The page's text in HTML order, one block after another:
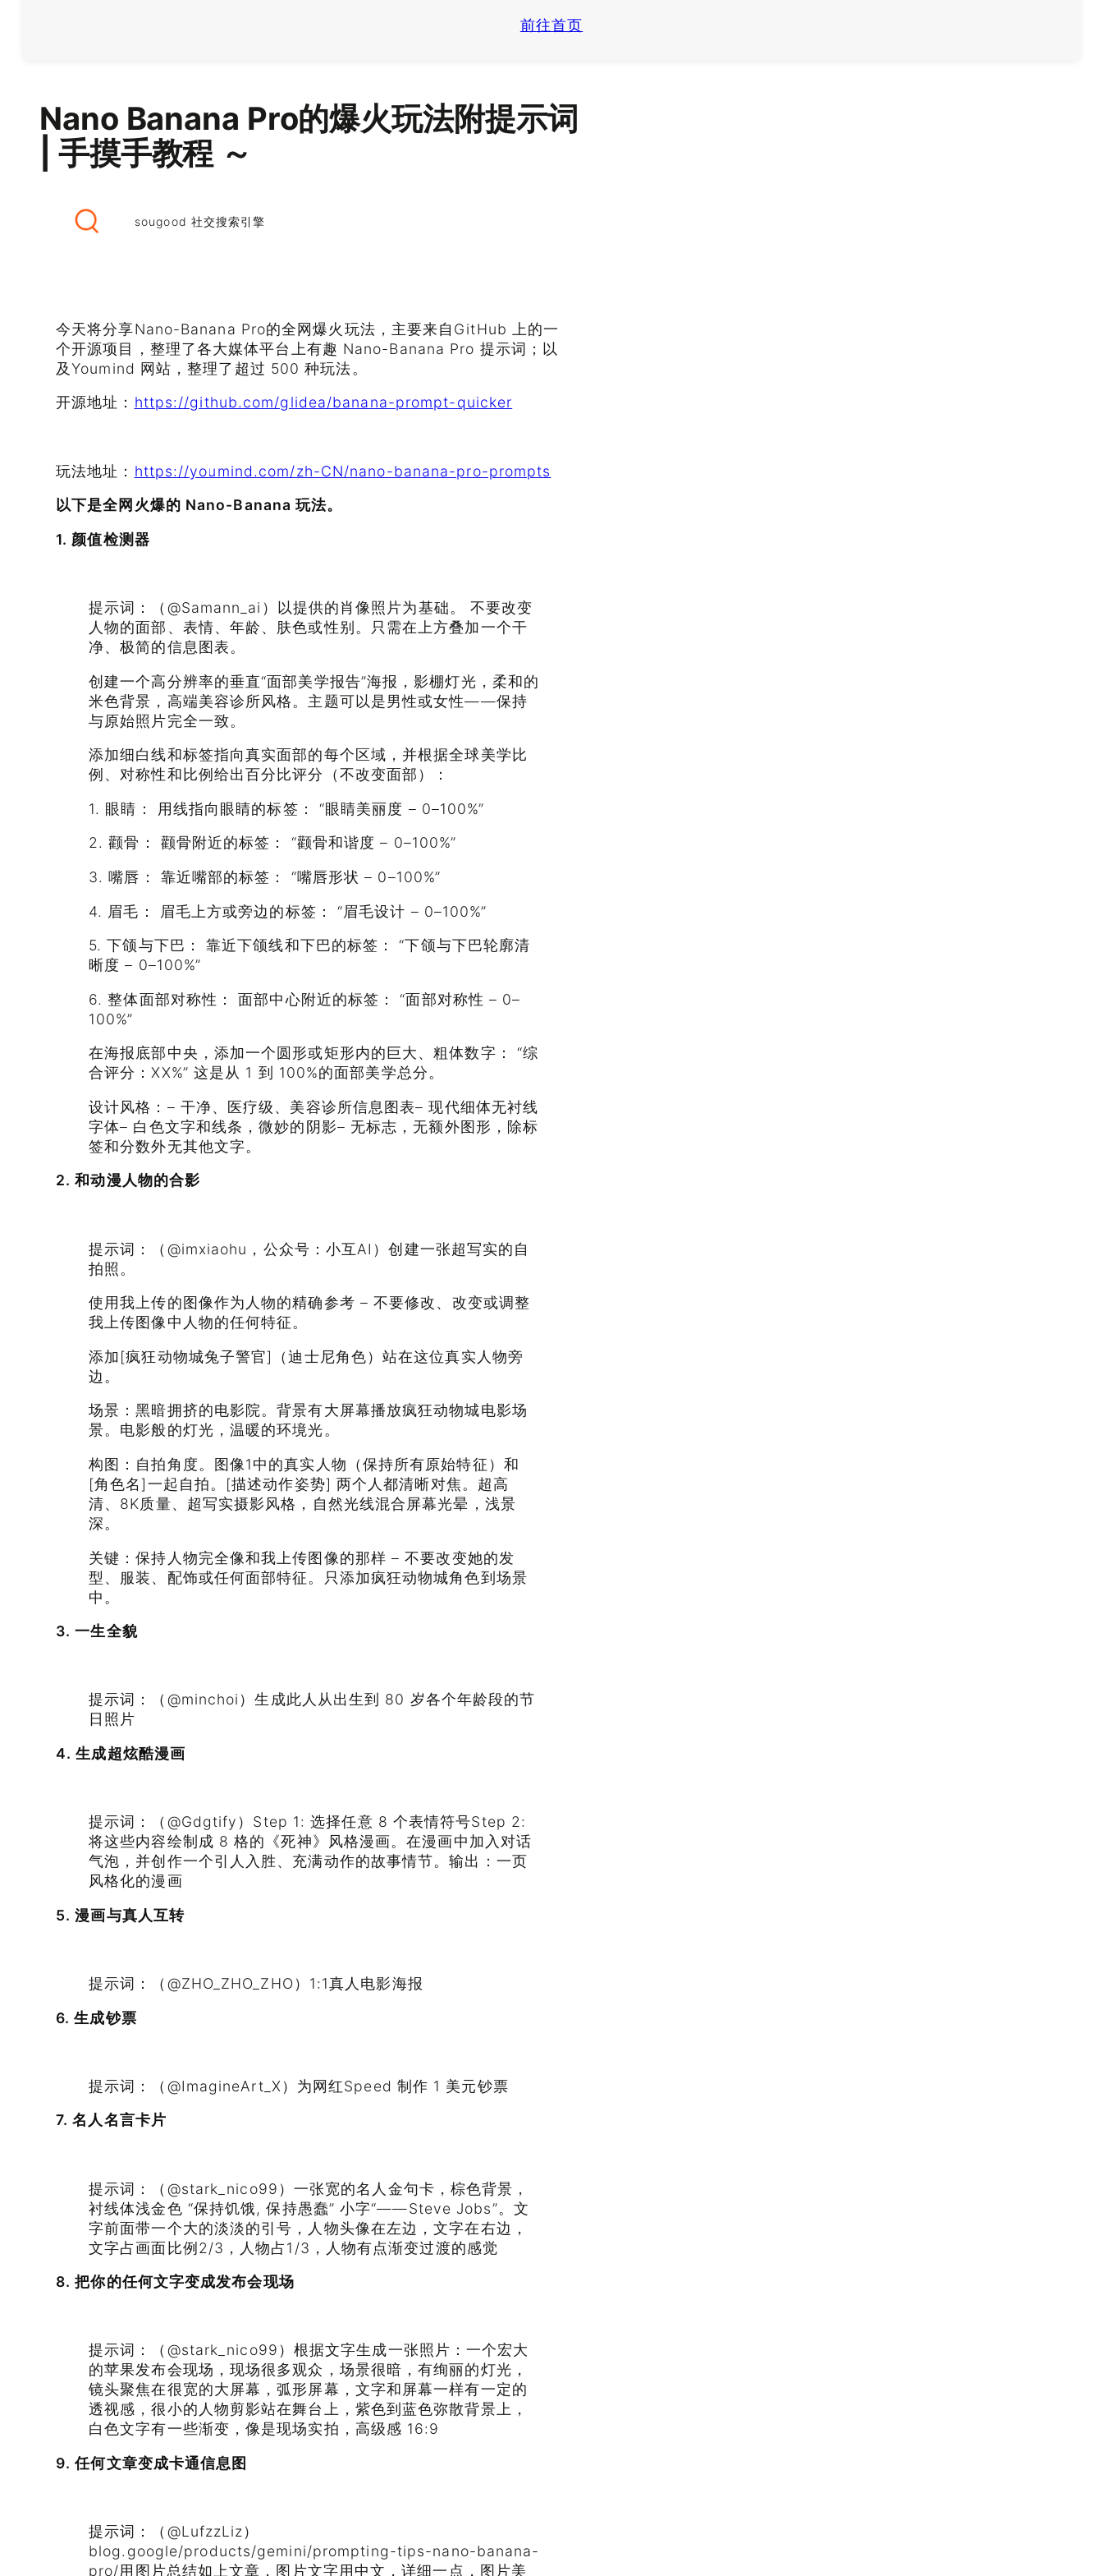
前往首页
Nano Banana Pro的爆火玩法附提示词
| 手摸手教程 ～
sougood 社交搜索引擎
今天将分享Nano-Banana Pro的全网爆火玩法，主要来自GitHub 上的一
个开源项目，整理了各大媒体平台上有趣 Nano-Banana Pro 提示词；以
及Youmind 网站，整理了超过 500 种玩法。
开源地址： https://github.com/glidea/banana-prompt-quicker
玩法地址： https://youmind.com/zh-CN/nano-banana-pro-prompts
以下是全网火爆的 Nano-Banana 玩法。
1. 颜值检测器
提示词：（@Samann_ai）以提供的肖像照片为基础。 不要改变
人物的面部、表情、年龄、肤色或性别。只需在上方叠加一个干
净、极简的信息图表。
创建一个高分辨率的垂直“面部美学报告”海报，影棚灯光，柔和的
米色背景，高端美容诊所风格。主题可以是男性或女性——保持
与原始照片完全一致。
添加细白线和标签指向真实面部的每个区域，并根据全球美学比
例、对称性和比例给出百分比评分（不改变面部）：
1. 眼睛： 用线指向眼睛的标签： “眼睛美丽度 – 0–100%”
2. 颧骨： 颧骨附近的标签： “颧骨和谐度 – 0–100%”
3. 嘴唇： 靠近嘴部的标签： “嘴唇形状 – 0–100%”
4. 眉毛： 眉毛上方或旁边的标签： “眉毛设计 – 0–100%”
5. 下颌与下巴： 靠近下颌线和下巴的标签： “下颌与下巴轮廓清
晰度 – 0–100%”
6. 整体面部对称性： 面部中心附近的标签： “面部对称性 – 0–
100%”
在海报底部中央，添加一个圆形或矩形内的巨大、粗体数字： “综
合评分：XX%” 这是从 1 到 100%的面部美学总分。
设计风格：– 干净、医疗级、美容诊所信息图表– 现代细体无衬线
字体– 白色文字和线条，微妙的阴影– 无标志，无额外图形，除标
签和分数外无其他文字。
2. 和动漫人物的合影
提示词：（@imxiaohu，公众号：小互AI）创建一张超写实的自
拍照。
使用我上传的图像作为人物的精确参考 – 不要修改、改变或调整
我上传图像中人物的任何特征。
添加[疯狂动物城兔子警官]（迪士尼角色）站在这位真实人物旁
边。
场景：黑暗拥挤的电影院。背景有大屏幕播放疯狂动物城电影场
景。电影般的灯光，温暖的环境光。
构图：自拍角度。图像1中的真实人物（保持所有原始特征）和
[角色名]一起自拍。[描述动作姿势] 两个人都清晰对焦。超高
清、8K质量、超写实摄影风格，自然光线混合屏幕光晕，浅景
深。
关键：保持人物完全像和我上传图像的那样 – 不要改变她的发
型、服装、配饰或任何面部特征。只添加疯狂动物城角色到场景
中。
3. 一生全貌
提示词：（@minchoi）生成此人从出生到 80 岁各个年龄段的节
日照片
4. 生成超炫酷漫画
提示词：（@Gdgtify）Step 1: 选择任意 8 个表情符号Step 2:
将这些内容绘制成 8 格的《死神》风格漫画。在漫画中加入对话
气泡，并创作一个引人入胜、充满动作的故事情节。输出：一页
风格化的漫画
5. 漫画与真人互转
提示词：（@ZHO_ZHO_ZHO）1:1真人电影海报
6. 生成钞票
提示词：（@ImagineArt_X）为网红Speed 制作 1 美元钞票
7. 名人名言卡片
提示词：（@stark_nico99）一张宽的名人金句卡，棕色背景，
衬线体浅金色 “保持饥饿, 保持愚蠢” 小字“——Steve Jobs”。文
字前面带一个大的淡淡的引号，人物头像在左边，文字在右边，
文字占画面比例2/3，人物占1/3，人物有点渐变过渡的感觉
8. 把你的任何文字变成发布会现场
提示词：（@stark_nico99）根据文字生成一张照片：一个宏大
的苹果发布会现场，现场很多观众，场景很暗，有绚丽的灯光，
镜头聚焦在很宽的大屏幕，弧形屏幕，文字和屏幕一样有一定的
透视感，很小的人物剪影站在舞台上，紫色到蓝色弥散背景上，
白色文字有一些渐变，像是现场实拍，高级感 16:9
9. 任何文章变成卡通信息图
提示词：（@LufzzLiz）
blog.google/products/gemini/prompting-tips-nano-banana-
pro/用图片总结如上文章，图片文字用中文，详细一点，图片美